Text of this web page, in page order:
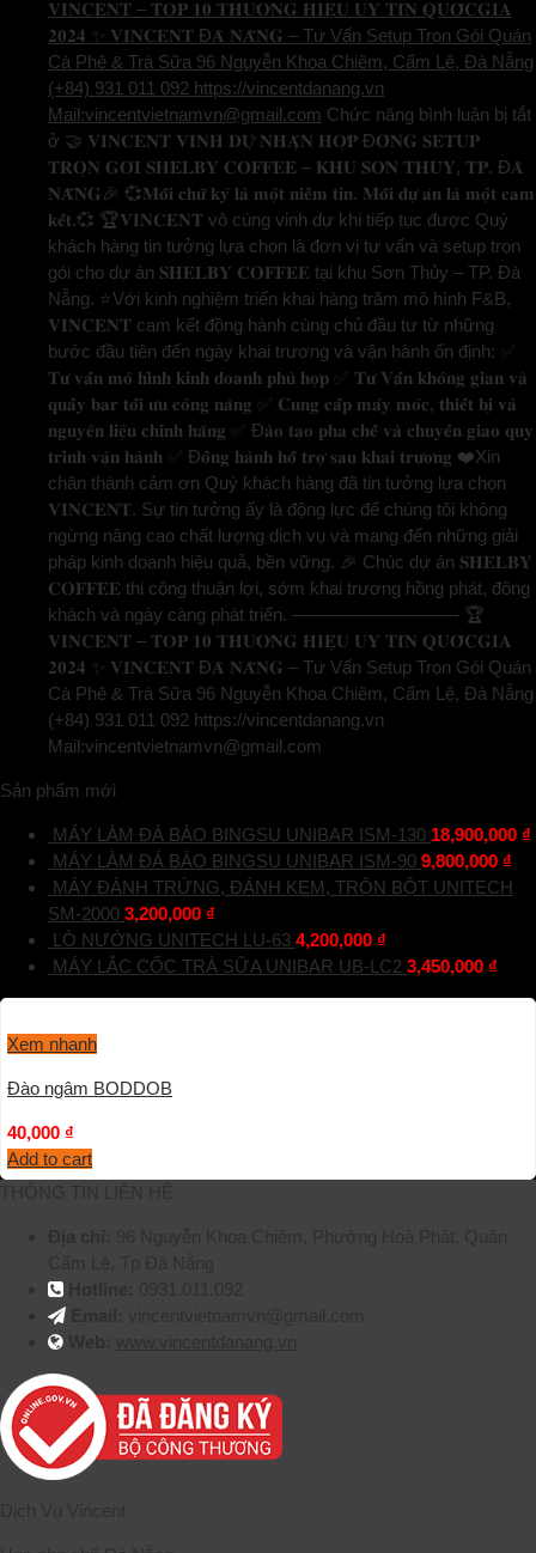
𝐕𝐈𝐍𝐂𝐄𝐍𝐓 – 𝐓𝐎𝐏 𝟏𝟎 𝐓𝐇𝐔̛𝐎̛𝐍𝐆 𝐇𝐈𝐄̣̂𝐔 𝐔𝐘 𝐓𝐈́𝐍 𝐐𝐔𝐎̂́𝐂𝐆𝐈𝐀
𝟐𝟎𝟐𝟒 ✨ 𝐕𝐈𝐍𝐂𝐄𝐍𝐓 Đ𝐀̀ 𝐍𝐀̆̃𝐍𝐆 – Tư Vấn Setup Trọn Gói Quán
Cà Phê & Trà Sữa 96 Nguyễn Khoa Chiêm, Cẩm Lệ, Đà Nẵng
(+84) 931 011 092 https://vincentdanang.vn
Mail:vincentvietnamvn@gmail.com Chức năng bình luận bị tắt
ở 🤝 𝐕𝐈𝐍𝐂𝐄𝐍𝐓 𝐕𝐈𝐍𝐇 𝐃𝐔̛̣ 𝐍𝐇𝐀̣̂𝐍 𝐇𝐎̛̣𝐏 Đ𝐎̂̀𝐍𝐆 𝐒𝐄𝐓𝐔𝐏
𝐓𝐑𝐎̣𝐍 𝐆𝐎́𝐈 𝐒𝐇𝐄𝐋𝐁𝐘 𝐂𝐎𝐅𝐅𝐄𝐄 – 𝐊𝐇𝐔 𝐒𝐎̛𝐍 𝐓𝐇𝐔̉𝐘, 𝐓𝐏. Đ𝐀̀
𝐍𝐀̆̃𝐍𝐆🎉 💞𝐌𝐨̂̃𝐢 𝐜𝐡𝐮̛̃ 𝐤𝐲́ 𝐥𝐚̀ 𝐦𝐨̣̂𝐭 𝐧𝐢𝐞̂̀𝐦 𝐭𝐢𝐧. 𝐌𝐨̂̃𝐢 𝐝𝐮̛̣ 𝐚́𝐧 𝐥𝐚̀ 𝐦𝐨̣̂𝐭 𝐜𝐚𝐦
𝐤𝐞̂́𝐭.💞 🏆𝐕𝐈𝐍𝐂𝐄𝐍𝐓 vô cùng vinh dự khi tiếp tục được Quý
khách hàng tin tưởng lựa chọn là đơn vị tư vấn và setup trọn
gói cho dự án 𝐒𝐇𝐄𝐋𝐁𝐘 𝐂𝐎𝐅𝐅𝐄𝐄 tại khu Sơn Thủy – TP. Đà
Nẵng. ⭐️Với kinh nghiệm triển khai hàng trăm mô hình F&B,
𝐕𝐈𝐍𝐂𝐄𝐍𝐓 cam kết đồng hành cùng chủ đầu tư từ những
bước đầu tiên đến ngày khai trương và vận hành ổn định: ✅
𝐓𝐮̛ 𝐯𝐚̂́𝐧 𝐦𝐨̂ 𝐡𝐢̀𝐧𝐡 𝐤𝐢𝐧𝐡 𝐝𝐨𝐚𝐧𝐡 𝐩𝐡𝐮̀ 𝐡𝐨̛̣𝐩 ✅ 𝐓𝐮̛ 𝐕𝐚̂́𝐧 𝐤𝐡𝐨̂𝐧𝐠 𝐠𝐢𝐚𝐧 𝐯𝐚̀
𝐪𝐮𝐚̂̀𝐲 𝐛𝐚𝐫 𝐭𝐨̂́𝐢 𝐮̛𝐮 𝐜𝐨̂𝐧𝐠 𝐧𝐚̆𝐧𝐠 ✅ 𝐂𝐮𝐧𝐠 𝐜𝐚̂́𝐩 𝐦𝐚́𝐲 𝐦𝐨́𝐜, 𝐭𝐡𝐢𝐞̂́𝐭 𝐛𝐢̣ 𝐯𝐚̀
𝐧𝐠𝐮𝐲𝐞̂𝐧 𝐥𝐢𝐞̣̂𝐮 𝐜𝐡𝐢́𝐧𝐡 𝐡𝐚̃𝐧𝐠 ✅ Đ𝐚̀𝐨 𝐭𝐚̣𝐨 𝐩𝐡𝐚 𝐜𝐡𝐞̂́ 𝐯𝐚̀ 𝐜𝐡𝐮𝐲𝐞̂̉𝐧 𝐠𝐢𝐚𝐨 𝐪𝐮𝐲
𝐭𝐫𝐢̀𝐧𝐡 𝐯𝐚̣̂𝐧 𝐡𝐚̀𝐧𝐡 ✅ Đ𝐨̂̀𝐧𝐠 𝐡𝐚̀𝐧𝐡 𝐡𝐨̂̃ 𝐭𝐫𝐨̛̣ 𝐬𝐚𝐮 𝐤𝐡𝐚𝐢 𝐭𝐫𝐮̛𝐨̛𝐧𝐠 ❤️Xin
chân thành cảm ơn Quý khách hàng đã tin tưởng lựa chọn
𝐕𝐈𝐍𝐂𝐄𝐍𝐓. Sự tin tưởng ấy là động lực để chúng tôi không
ngừng nâng cao chất lượng dịch vụ và mang đến những giải
pháp kinh doanh hiệu quả, bền vững. 🎉 Chúc dự án 𝐒𝐇𝐄𝐋𝐁𝐘
𝐂𝐎𝐅𝐅𝐄𝐄 thi công thuận lợi, sớm khai trương hồng phát, đông
khách và ngày càng phát triển. —————————- 🏆
𝐕𝐈𝐍𝐂𝐄𝐍𝐓 – 𝐓𝐎𝐏 𝟏𝟎 𝐓𝐇𝐔̛𝐎̛𝐍𝐆 𝐇𝐈𝐄̣̂𝐔 𝐔𝐘 𝐓𝐈́𝐍 𝐐𝐔𝐎̂́𝐂𝐆𝐈𝐀
𝟐𝟎𝟐𝟒 ✨ 𝐕𝐈𝐍𝐂𝐄𝐍𝐓 Đ𝐀̀ 𝐍𝐀̆̃𝐍𝐆 – Tư Vấn Setup Trọn Gói Quán
Cà Phê & Trà Sữa 96 Nguyễn Khoa Chiêm, Cẩm Lệ, Đà Nẵng
(+84) 931 011 092 https://vincentdanang.vn
Mail:vincentvietnamvn@gmail.com
Sản phẩm mới
MÁY LÀM ĐÁ BÀO BINGSU UNIBAR ISM-130 18,900,000 ₫
MÁY LÀM ĐÁ BÀO BINGSU UNIBAR ISM-90 9,800,000 ₫
MÁY ĐÁNH TRỨNG, ĐÁNH KEM, TRỘN BỘT UNITECH
SM-2000 3,200,000 ₫
LÒ NƯỚNG UNITECH LU-63 4,200,000 ₫
MÁY LẮC CỐC TRÀ SỮA UNIBAR UB-LC2 3,450,000 ₫
Xem nhanh
Đào ngâm BODDOB
40,000 ₫
Add to cart